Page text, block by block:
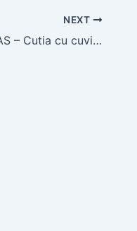
NEXT
Consiliere PNRAS – Cutia cu cuvinte care ne dor